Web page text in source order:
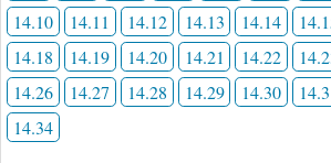
14.10
14.11 14.12 14.13 14.14
14.18
14.19 14.20 14.21 14.22
14.26
14.27 14.28 14.29 14.30
14.34